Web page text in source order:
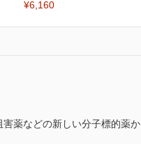
¥6,160
薬などの新しい分子標的薬か